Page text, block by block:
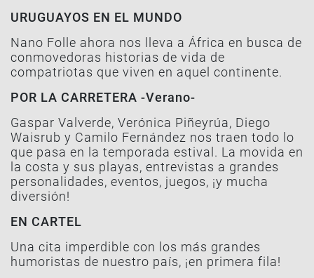
URUGUAYOS EN EL MUNDO
Nano Folle ahora nos lleva a África en busca de
conmovedoras historias de vida de
compatriotas que viven en aquel continente.
POR LA CARRETERA -Verano-
Gaspar Valverde, Verónica Piñeyrúa, Diego
Waisrub y Camilo Fernández nos traen todo lo
que pasa en la temporada estival. La movida en
la costa y sus playas, entrevistas a grandes
personalidades, eventos, juegos, ¡y mucha
diversión!
EN CARTEL
Una cita imperdible con los más grandes
humoristas de nuestro país, ¡en primera fila!